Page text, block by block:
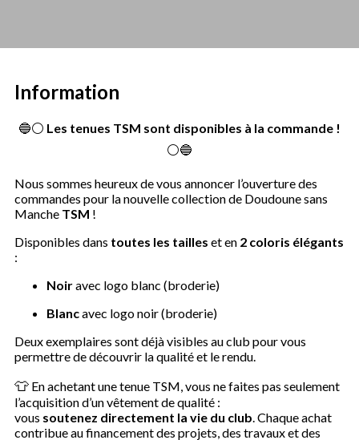
Information
🔵⚪ Les tenues TSM sont disponibles à la commande !
⚪🔵
Nous sommes heureux de vous annoncer l’ouverture des
commandes pour la nouvelle collection de Doudoune sans
Manche TSM !
Disponibles dans toutes les tailles et en 2 coloris élégants
:
Noiravec logo blanc (broderie)
Blancavec logo noir (broderie)
Deux exemplaires sont déjà visibles au club pour vous
permettre de découvrir la qualité et le rendu.
👕 En achetant une tenue TSM, vous ne faites pas seulement
l’acquisition d’un vêtement de qualité :
vous soutenez directement la vie du club. Chaque achat
contribue au financement des projets, des travaux et des